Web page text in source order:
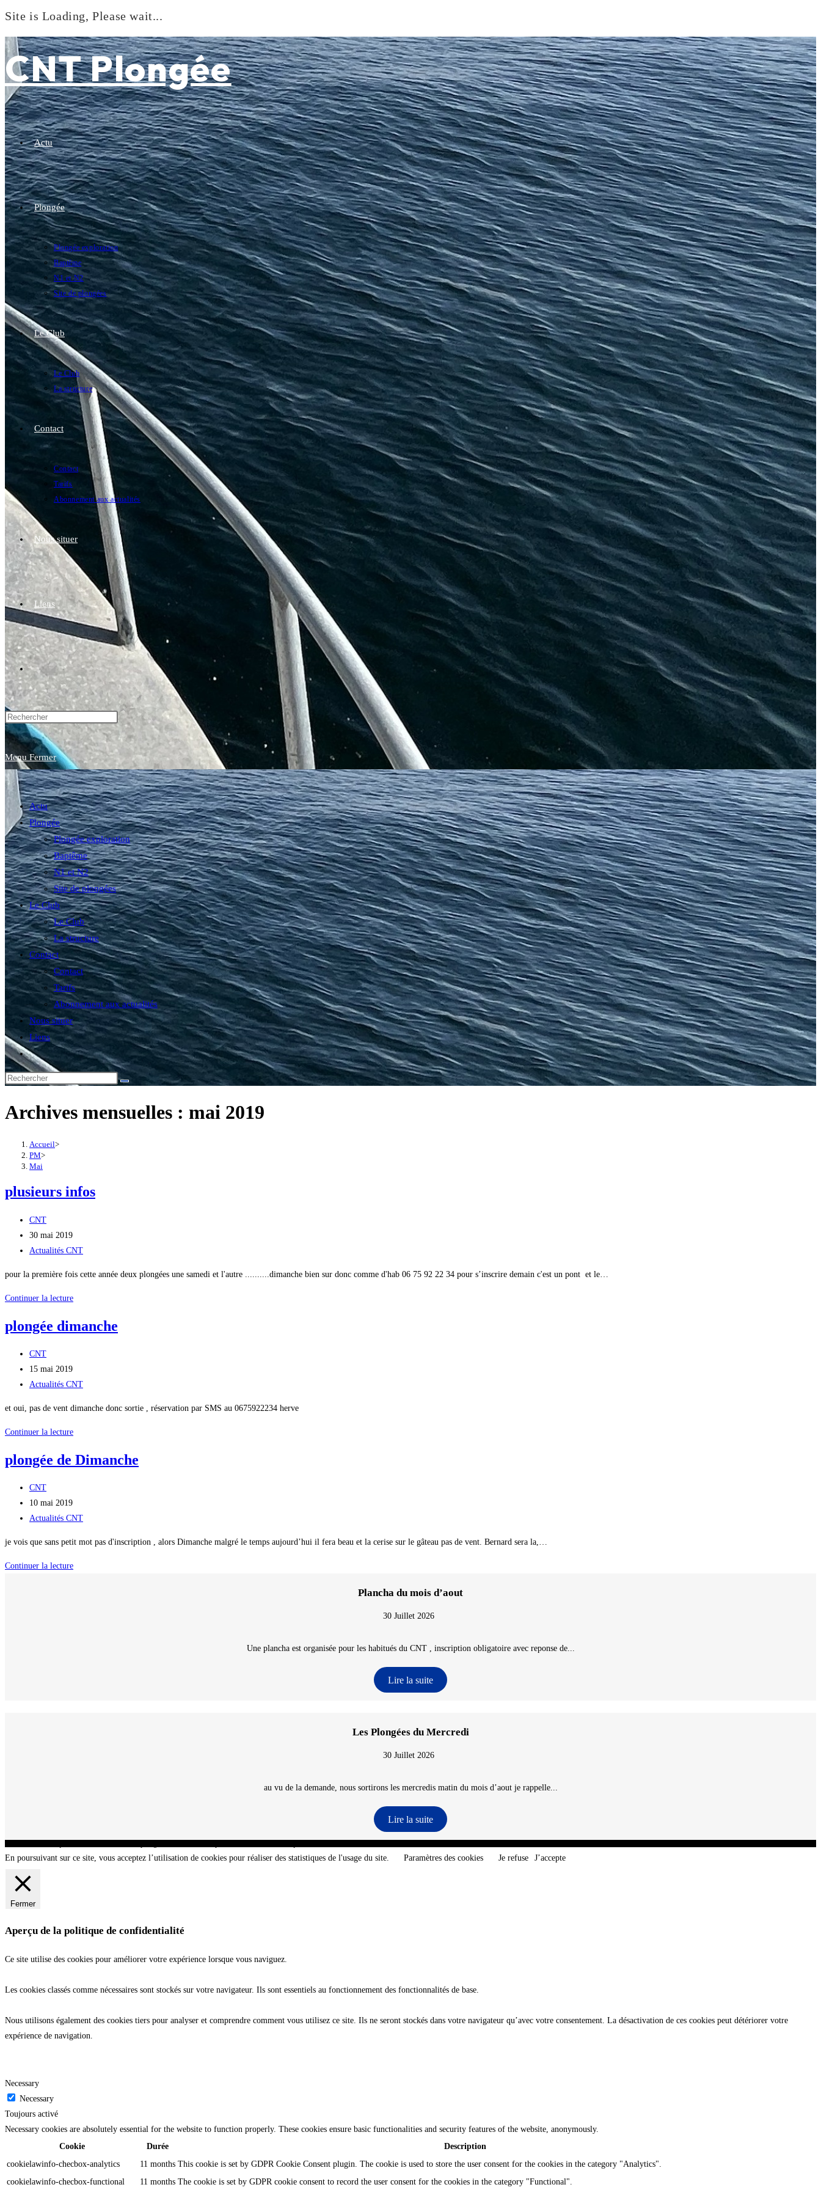
Site is Loading, Please wait...
to
content
CNT Plongée
Actu
Plongée
Plongée exploration
Baptême
N1 et N2
Site de plongées
Le Club
Le Club
La structure
Contact
Contact
Tarifs
Abonnement aux actualités
Nous situer
Liens
Toggle
website
search
Menu Fermer
Actu
Plongée
Plongée exploration
Baptême
N1 et N2
Site de plongées
Le Club
Le Club
La structure
Contact
Contact
Tarifs
Abonnement aux actualités
Nous situer
Liens
Toggle
website
search
Archives mensuelles : mai 2019
Accueil>
PM>
Mai
plusieurs infos
Auteur/autrice
de
la
CNT
Publication
publiée :
30 mai 2019
Post
Actualités CNT
pour la première fois cette année deux plongées une samedi et l'autre ..........dimanche bien sur donc comme d'hab 06 75 92 22 34 pour s’inscrire demain c'est un pont et le…
Continuer la lectureplusieurs
plongée dimanche
Auteur/autrice
de
la
CNT
Publication
publiée :
15 mai 2019
Post
Actualités CNT
et oui, pas de vent dimanche donc sortie , réservation par SMS au 0675922234 herve
Continuer la lectureplongée
plongée de Dimanche
Auteur/autrice
de
la
CNT
Publication
publiée :
10 mai 2019
Post
Actualités CNT
je vois que sans petit mot pas d'inscription , alors Dimanche malgré le temps aujourd’hui il fera beau et la cerise sur le gâteau pas de vent. Bernard sera la,…
Continuer la lectureplongée
Plancha du mois d’aout
30 Juillet 2026
Une plancha est organisée pour les habitués du CNT , inscription obligatoire avec reponse de...
Lire la suite
Les Plongées du Mercredi
30 Juillet 2026
au vu de la demande, nous sortirons les mercredis matin du mois d’aout je rappelle...
Lire la suite
En poursuivant sur ce site, vous acceptez l’utilisation de cookies pour réaliser des statistiques de l'usage du site. Paramètres des cookies Je refuse J’accepte
Fermer
Aperçu de la politique de confidentialité
Ce site utilise des cookies pour améliorer votre expérience lorsque vous naviguez.
Les cookies classés comme nécessaires sont stockés sur votre navigateur. Ils sont essentiels au fonctionnement des fonctionnalités de base.
Nous utilisons également des cookies tiers pour analyser et comprendre comment vous utilisez ce site. Ils ne seront stockés dans votre navigateur qu’avec votre consentement. La désactivation de ces cookies peut détériorer votre
expérience de navigation.
Necessary
Necessary
Toujours activé
Necessary cookies are absolutely essential for the website to function properly. These cookies ensure basic functionalities and security features of the website, anonymously.
Cookie
Durée
Description
cookielawinfo-checbox-analytics
11 months This cookie is set by GDPR Cookie Consent plugin. The cookie is used to store the user consent for the cookies in the category "Analytics".
cookielawinfo-checbox-functional
11 months The cookie is set by GDPR cookie consent to record the user consent for the cookies in the category "Functional".